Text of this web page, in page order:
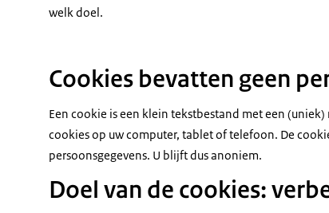
welk doel.
Cookies bevatten geen
Een cookie is een klein tekstbestand met een
cookies op uw computer, tablet of telefoon. De
persoonsgegevens. U blijft dus anoniem.
Doel van de cookies: